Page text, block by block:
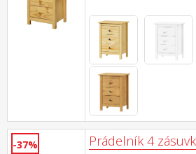
-37% Prádelník 4